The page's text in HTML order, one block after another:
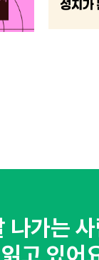
드릴게요!
는 뉴스레터
나가는